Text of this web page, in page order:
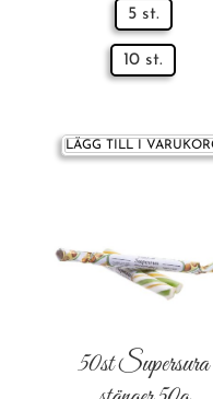
5 st.
10 st.
LÄGG TILL I
50st Supersura